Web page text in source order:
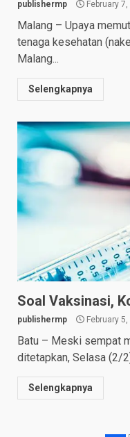
publishermp February 7,
Malang – Upaya
tenaga kesehatan
Malang...
Selengkapnya
Soal Vaksinasi,
publishermp February 5,
Batu – Meski sempat
ditetapkan, Selasa (2/
Selengkapnya